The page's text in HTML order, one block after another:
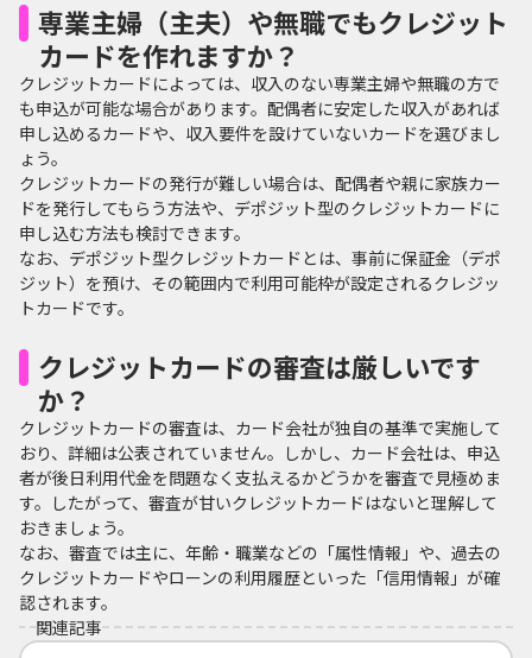
専業主婦（主夫）や無職でもクレジット
カードを作れますか？
クレジットカードによっては、収入のない専業主婦や無職の方で
も申込が可能な場合があります。配偶者に安定した収入があれば
申し込めるカードや、収入要件を設けていないカードを選びまし
ょう。
クレジットカードの発行が難しい場合は、配偶者や親に家族カー
ドを発行してもらう方法や、デポジット型のクレジットカードに
申し込む方法も検討できます。
なお、デポジット型クレジットカードとは、事前に保証金（デポ
ジット）を預け、その範囲内で利用可能枠が設定されるクレジッ
トカードです。
クレジットカードの審査は厳しいです
か？
クレジットカードの審査は、カード会社が独自の基準で実施して
おり、詳細は公表されていません。しかし、カード会社は、申込
者が後日利用代金を問題なく支払えるかどうかを審査で見極めま
す。したがって、審査が甘いクレジットカードはないと理解して
おきましょう。
なお、審査では主に、年齢・職業などの「属性情報」や、過去の
クレジットカードやローンの利用履歴といった「信用情報」が確
認されます。
関連記事